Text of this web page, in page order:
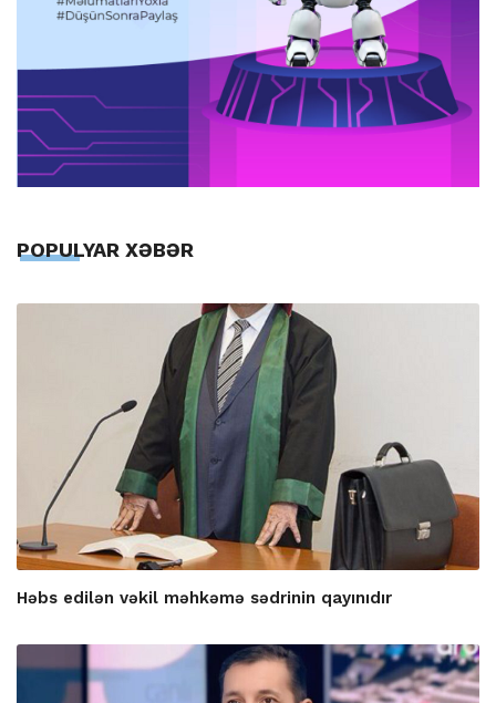
POPULYAR XƏBƏR
Həbs edilən vəkil məhkəmə sədrinin qayınıdır